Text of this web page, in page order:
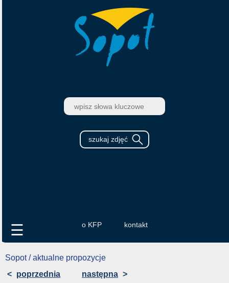
o KFP kontakt
☰
Sopot / aktualne propozycje
< poprzednia następna >